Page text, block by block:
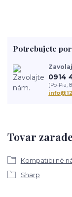
Tovar
Kompatibilné
Sharp
Potrebujete
0914
(Po-Pia,